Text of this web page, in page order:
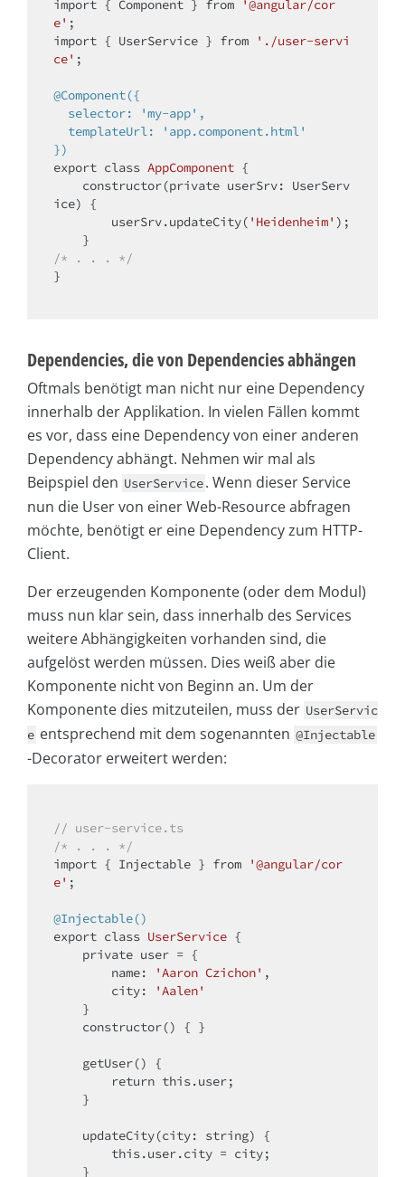
import { Component } from
'@angular/cor
e'
import { UserService } from
'./user-servi
ce' ;
@Component({
})
export class AppComponent {
    constructor(
private userSrv: UserServ
ice) {
        userSrv.updateCity(
'Heidenheim' );
/* . . . */
}
Dependencies, die von Dependencies abhängen
Oftmals benötigt man nicht nur eine Dependency
innerhalb der Applikation. In vielen Fällen kommt
es vor, dass eine Dependency von einer anderen
Dependency abhängt. Nehmen wir mal als
Beipspiel den UserService. Wenn dieser Service
nun die User von einer Web-Resource abfragen
möchte, benötigt er eine Dependency zum HTTP-
Client.
Der erzeugenden Komponente (oder dem Modul)
muss nun klar sein, dass innerhalb des Services
weitere Abhängigkeiten vorhanden sind, die
aufgelöst werden müssen. Dies weiß aber die
Komponente nicht von Beginn an. Um der
Komponente dies mitzuteilen, muss der UserServic
e entsprechend mit dem sogenannten @Injectable
-Decorator erweitert werden:
// user-service.ts
/* . . . */
import { Injectable } from
'@angular/cor
e' ;
@Injectable()
export class UserService {
private user = {
        name:
'Aaron Czichon' ,
        city:
'Aalen'
return this.user;
this.user.city = city;